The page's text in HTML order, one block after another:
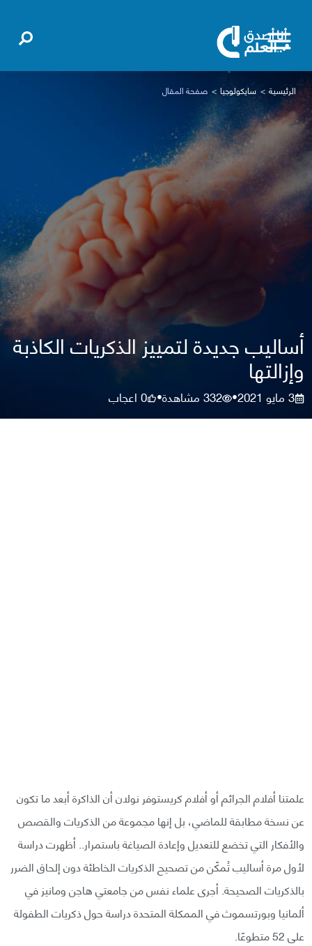
الرئيسية سايكولوجيا صفحة المقال
أساليب جديدة لتمييز الذكريات الكاذبة
وإزالتها
3 مايو 2021 •
332مشاهدة•
0اعجاب
علمتنا أفلام الجرائم أو أفلام كريستوفر نولان أن الذاكرة أبعد ما تكون
عن نسخة مطابقة للماضي، بل إنها مجموعة من الذكريات والقصص
والأفكار التي تخضع للتعديل وإعادة الصياغة باستمرار.. أظهرت دراسة
لأول مرة أساليب تُمكّن من تصحيح الذكريات الخاطئة دون إلحاق الضرر
بالذكريات الصحيحة. أجرى علماء نفس من جامعتي هاجن ومانيز في
ألمانيا وبورتسموث في الممكلة المتحدة دراسة حول ذكريات الطفولة
على 52 متطوعًا.